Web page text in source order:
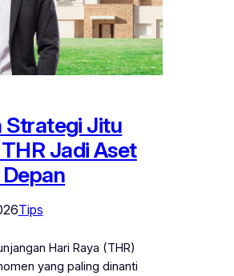
Strategi Jitu
Jadi Aset
Tips
Hari Raya (THR)
yang paling dinanti